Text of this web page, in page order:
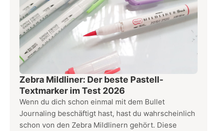
Zebra Mildliner: Der beste Pastell-
Textmarker im Test 2026
Wenn du dich schon einmal mit dem Bullet
Journaling beschäftigt hast, hast du wahrscheinlich
schon von den Zebra Mildlinern gehört. Diese